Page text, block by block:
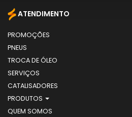
ATENDIMENTO
PROMOÇÕES
PNEUS
TROCA DE ÓLEO
SERVIÇOS
CATALISADORES
PRODUTOS
QUEM SOMOS